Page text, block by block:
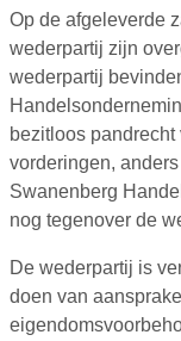
Op de afgeleverde
wederpartij zijn
wederpartij
bezitloos
vorderingen,
Swanenberg
nog tegenover de
De wederpartij is
doen van